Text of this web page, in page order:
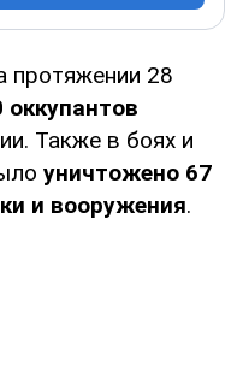
протяжении 28
оккупантов
Также в боях и
уничтожено 67
и вооружения.